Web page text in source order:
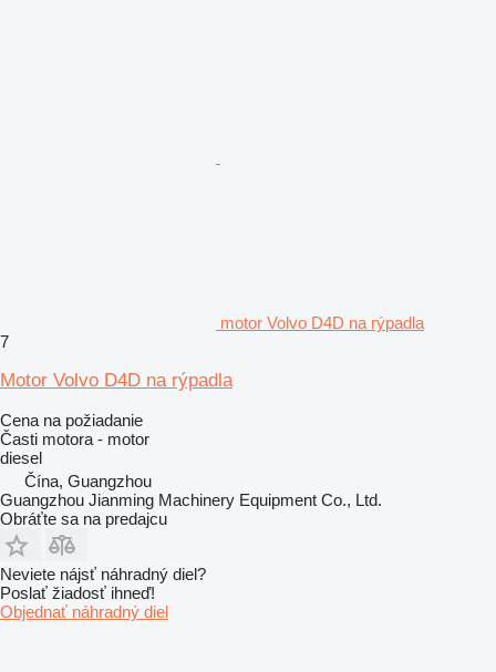
motor Volvo D4D na rýpadla
7
Motor Volvo D4D na rýpadla
Cena na požiadanie
Časti motora - motor
diesel
Čína, Guangzhou
Guangzhou Jianming Machinery Equipment Co., Ltd.
Obráťte sa na predajcu
Neviete nájsť náhradný diel?
Poslať žiadosť ihneď!
Objednať náhradný diel